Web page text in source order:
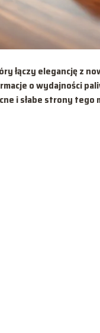
łączy elegancję z
o wydajności
i słabe strony